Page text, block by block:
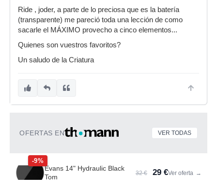
Ride , joder, a parte de lo preciosa que es la batería
(transparente) me pareció toda una lección de como
sacarle el MÁXIMO provecho a cinco elementos...
Quienes son vuestros favoritos?
Un saludo de la Criatura
OFERTAS EN VER TODAS
-9%
Evans 14" Hydraulic Black
Tom
32 € 29 €Ver oferta →